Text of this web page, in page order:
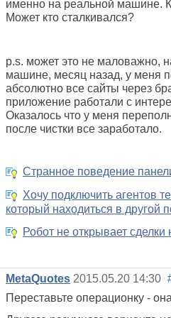
именно на реальной машине.
Может кто сталкивался?
p.s. может это не маловажно,
машине, месяц назад, у меня
абсолютно все сайты через
приложение работали с
Оказалось что у меня
после чистки все заработало.
Странное поведение
Хочу подключить агентов
который находиться в другой
Робот не открывает сделки
MetaQuotes 2015.05.20 14:30
Переставьте операционку -